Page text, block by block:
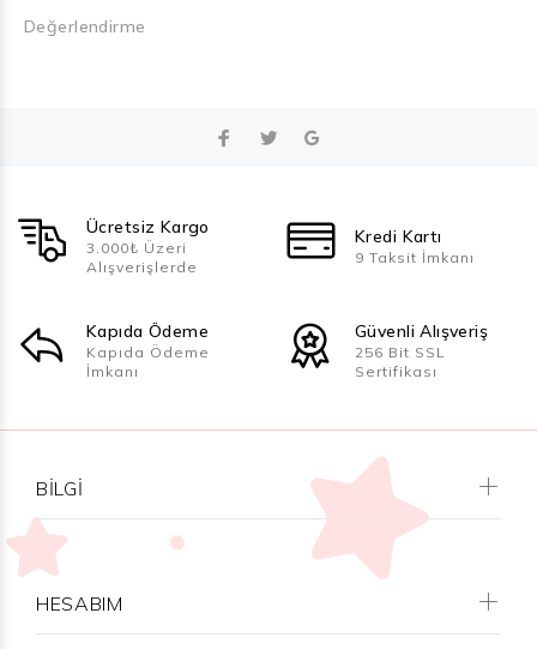
Değerlendirme
Ücretsiz Kargo
3.000₺ Üzeri
Alışverişlerde
Kredi Kartı
9 Taksit İmkanı
Kapıda Ödeme
Kapıda Ödeme
İmkanı
Güvenli Alışveriş
256 Bit SSL
Sertifikası
BILGI
HESABIM